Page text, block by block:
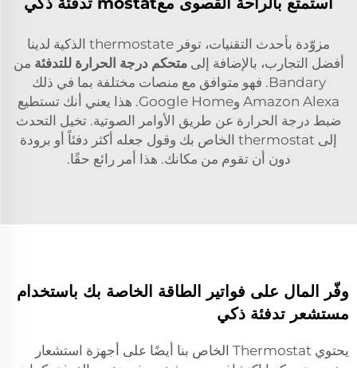
مزوّدة بأحدث التقنيات، توفر thermostate الذكية لدينا
أفضل التجارب، بالإضافة إلىمتحكم درجة الحرارة للتدفئة من
Bandary. فهو متوافق مع منصات مختلفة بما في ذلك
Amazon Alexa وGoogle Home. هذا يعني أنك تستطيع
ضبط درجة الحرارة عن طريق الأوامر الصوتية. تخيل التحدث
إلى thermostat الخاص بك وقول جعله أكثر دفئاً أو برودة
دون أن تقوم من مكانك. هذا أمر رائع حقًا.
وفّر المال على فواتير الطاقة الخاصة بك باستخدام
مستشعر تدفئة ذكي
يحتوي Thermostat الخاص بنا أيضًا على أجهزة استشعار